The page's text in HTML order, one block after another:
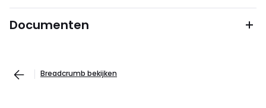
Documenten
Breadcrumb bekijken